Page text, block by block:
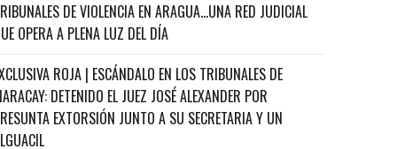
DE VIOLENCIA EN ARAGUA…UNA RED JUDICIAL
OPERA A PLENA LUZ DEL DÍA
ROJA | ESCÁNDALO EN LOS TRIBUNALES DE
DETENIDO EL JUEZ JOSÉ ALEXANDER POR
EXTORSIÓN JUNTO A SU SECRETARIA Y UN